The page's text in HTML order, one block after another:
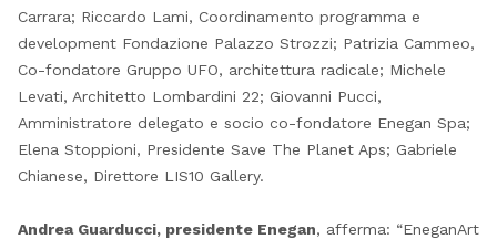
Carrara; Riccardo Lami, Coordinamento programma e
development Fondazione Palazzo Strozzi; Patrizia Cammeo,
Co-fondatore Gruppo UFO, architettura radicale; Michele
Levati, Architetto Lombardini 22; Giovanni Pucci,
Amministratore delegato e socio co-fondatore Enegan Spa;
Elena Stoppioni, Presidente Save The Planet Aps; Gabriele
Chianese, Direttore LIS10 Gallery.
Andrea Guarducci, presidente Enegan, afferma: “EneganArt